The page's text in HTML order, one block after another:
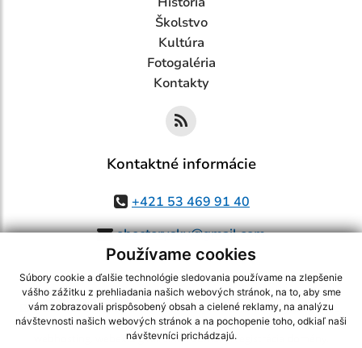
Používame cookies
Súbory cookie a ďalšie technológie sledovania používame na zlepšenie
vášho zážitku z prehliadania našich webových stránok, na to, aby sme
vám zobrazovali prispôsobený obsah a cielené reklamy, na analýzu
návštevnosti našich webových stránok a na pochopenie toho, odkiaľ naši
návštevníci prichádzajú.
Školstvo
Kultúra
Fotogaléria
Kontakty
Kontaktné informácie
+421 53 469 91 40
obectorysky@gmail.com
využite možnosť získavania aktuálnych informácií s využitím RSS
CMS systém (redakčný) systém ECHELON 2,Mapa stránok,web portál
webex.digital, s.r.o.,domény,registrácia domény